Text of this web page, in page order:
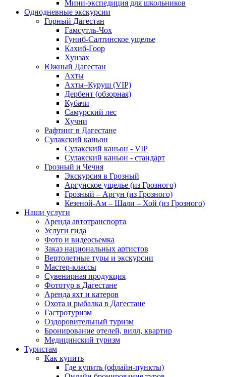
Мини-экспедиция для школьников
Однодневные экскурсии
Горный Дагестан
Гамсутль-Чох
Гуниб-Салтинское ущелье
Кахиб-Гоор
Хунзах
Южный Дагестан
Ахты
Ахты–Куруш (VIP)
Дербент (обзорная)
Кубачи
Самурский лес
Хучни
Рафтинг в Дагестане
Сулакский каньон
Сулакский каньон - VIP
Сулакский каньон - стандарт
Грозный и Чечня
Экскурсия в Грозный
Аргунское ущелье (из Грозного)
Грозный – Аргун (из Грозного)
Кезеной-Ам – Шали – Хой (из Грозного)
Наши услуги
Аренда автотранспорта
Услуги гида
Фото и видеосьемка
Заказ национальных артистов
Вертолетные туры и экскурсии
Мастер-классы
Сувенирная продукция
Фототур в Дагестане
Аренда яхт и катеров
Охота и рыбалка в Дагестане
Гастротуризм
Оздоровительный туризм
Бронирование отелей, вилл, квартир
Медицинский туризм
Туристам
Как купить
Где купить (офлайн-пункты)